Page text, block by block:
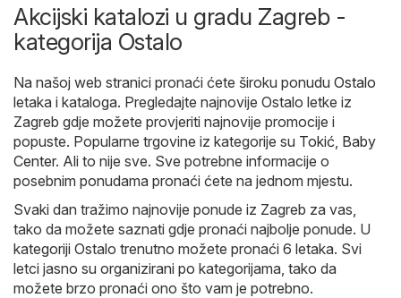
Akcijski katalozi u gradu Zagreb -
kategorija Ostalo
Na našoj web stranici pronaći ćete široku ponudu Ostalo
letaka i kataloga. Pregledajte najnovije Ostalo letke iz
Zagreb gdje možete provjeriti najnovije promocije i
popuste. Popularne trgovine iz kategorije su Tokić Baby
Center. Ali to nije sve. Sve potrebne informacije o
posebnim ponudama pronaći ćete na jednom mjestu.
Svaki dan tražimo najnovije ponude iz Zagreb za vas,
tako da možete saznati gdje pronaći najbolje ponude. U
kategoriji Ostalo trenutno možete pronaći 6 letaka. Svi
letci jasno su organizirani po kategorijama, tako da
možete brzo pronaći ono što vam je potrebno.